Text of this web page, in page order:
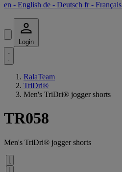
en - English de - Deutsch fr- Français
Login
RalaTeam
TriDri®
Men's TriDri® jogger shorts
TR058
Men's TriDri® jogger shorts